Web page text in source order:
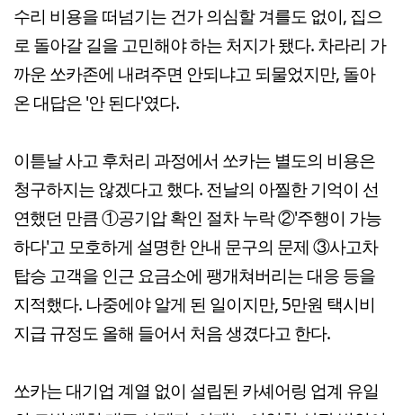
수리 비용을 떠넘기는 건가 의심할 겨를도 없이, 집으
로 돌아갈 길을 고민해야 하는 처지가 됐다. 차라리 가
까운 쏘카존에 내려주면 안되냐고 되물었지만, 돌아
온 대답은 '안 된다'였다.
이튿날 사고 후처리 과정에서 쏘카는 별도의 비용은
청구하지는 않겠다고 했다. 전날의 아찔한 기억이 선
연했던 만큼 ①공기압 확인 절차 누락 ②'주행이 가능
하다'고 모호하게 설명한 안내 문구의 문제 ③사고차
탑승 고객을 인근 요금소에 팽개쳐버리는 대응 등을
지적했다. 나중에야 알게 된 일이지만, 5만원 택시비
지급 규정도 올해 들어서 처음 생겼다고 한다.
쏘카는 대기업 계열 없이 설립된 카셰어링 업계 유일